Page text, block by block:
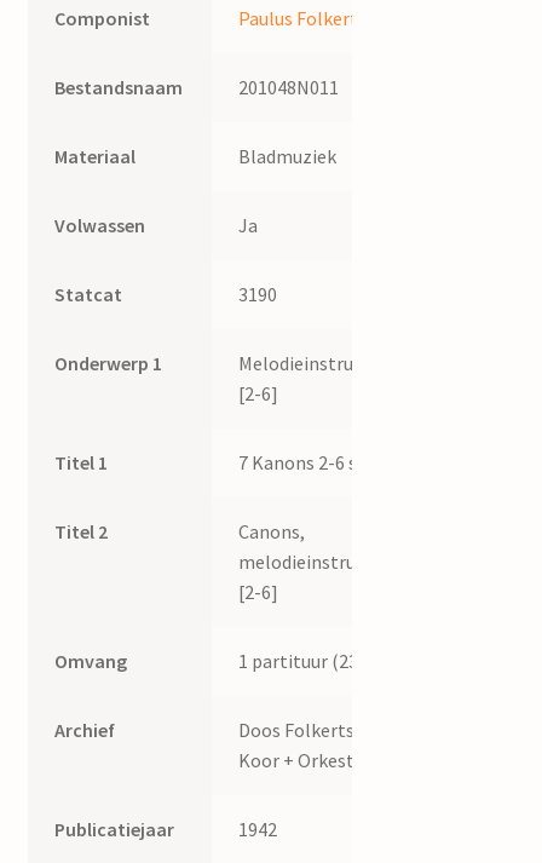
Componist Paulus Folkertsma
Bestandsnaam 201048N011
Materiaal Bladmuziek
Volwassen Ja
Statcat 3190
Onderwerp 1
Melodieinstrument
[2-6]
Titel 1 7 Kanons 2-6 st.
Titel 2
Canons,
melodieinstrumenten
[2-6]
Omvang 1 partituur (23 p.)
Archief
Doos Folkertsma
Koor + Orkest I.
Publicatiejaar 1942